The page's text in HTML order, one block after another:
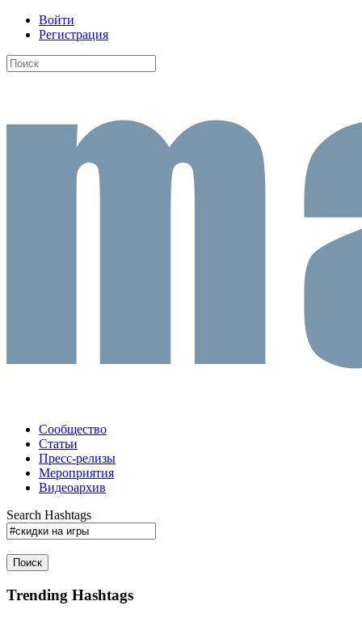
Войти
Регистрация
Сообщество
Статьи
Пресс-релизы
Мероприятия
Видеоархив
Search Hashtags
Поиск
Trending Hashtags